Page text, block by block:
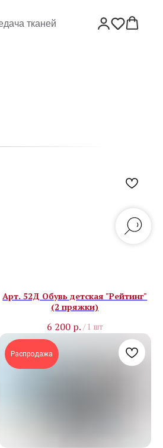
тканей
Арт. 52Д Обувь детская "Рейтинг"
(2 пряжки)
6 200 р. / 1 шт
Распродажа